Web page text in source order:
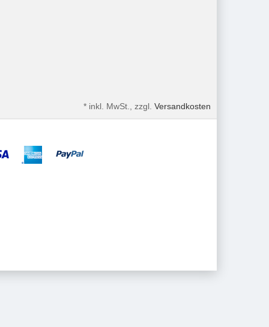
* inkl. MwSt., zzgl. Versandkosten